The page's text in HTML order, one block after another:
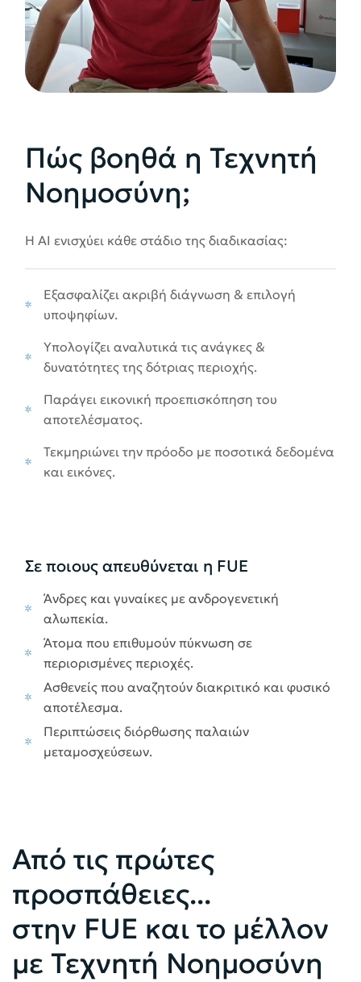
Πώς βοηθά η Τεχνητή
Νοημοσύνη;
Η AI ενισχύει κάθε στάδιο της διαδικασίας:
Εξασφαλίζει ακριβή διάγνωση & επιλογή
υποψηφίων.
Υπολογίζει αναλυτικά τις ανάγκες &
δυνατότητες της δότριας περιοχής.
Παράγει εικονική προεπισκόπηση του
αποτελέσματος.
Τεκμηριώνει την πρόοδο με ποσοτικά δεδομένα
και εικόνες.
Σε ποιους απευθύνεται η FUE
Άνδρες και γυναίκες με ανδρογενετική
αλωπεκία.
Άτομα που επιθυμούν πύκνωση σε
περιορισμένες περιοχές.
Ασθενείς που αναζητούν διακριτικό και φυσικό
αποτέλεσμα.
Περιπτώσεις διόρθωσης παλαιών
μεταμοσχεύσεων.
Από τις πρώτες
προσπάθειες...
στην FUE και το μέλλον
με Τεχνητή Νοημοσύνη